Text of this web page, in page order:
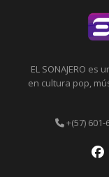
EL SONAJERO
en cultura pop,
+(57) 601-